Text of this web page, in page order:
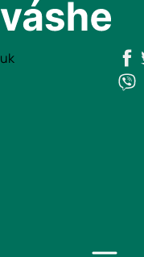
uk